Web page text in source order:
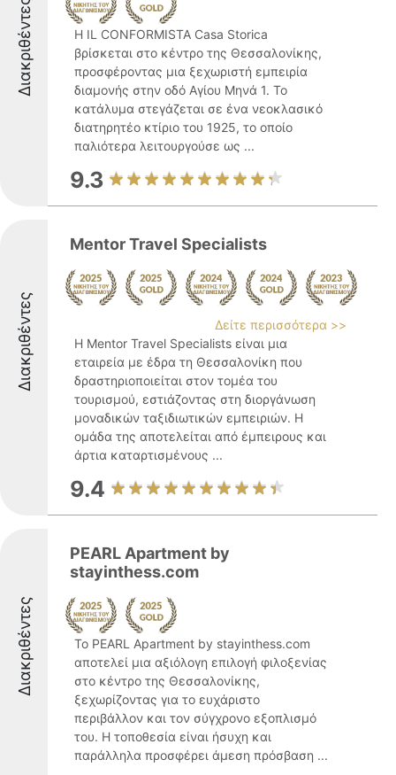
Διακριθέντες
Η IL CONFORMISTA Casa Storica
βρίσκεται στο κέντρο της Θεσσαλονίκης,
προσφέροντας μια ξεχωριστή εμπειρία
διαμονής στην οδό Αγίου Μηνά 1. Το
κατάλυμα στεγάζεται σε ένα νεοκλασικό
διατηρητέο κτίριο του 1925, το οποίο
παλιότερα λειτουργούσε ως ...
9.3
Διακριθέντες
Mentor Travel Specialists
Δείτε περισσότερα >>
Η Mentor Travel Specialists είναι μια
εταιρεία με έδρα τη Θεσσαλονίκη που
δραστηριοποιείται στον τομέα του
τουρισμού, εστιάζοντας στη διοργάνωση
μοναδικών ταξιδιωτικών εμπειριών. Η
ομάδα της αποτελείται από έμπειρους και
άρτια καταρτισμένους ...
9.4
Διακριθέντες
PEARL Apartment by
stayinthess.com
Το PEARL Apartment by stayinthess.com
αποτελεί μια αξιόλογη επιλογή φιλοξενίας
στο κέντρο της Θεσσαλονίκης,
ξεχωρίζοντας για το ευχάριστο
περιβάλλον και τον σύγχρονο εξοπλισμό
του. Η τοποθεσία είναι ήσυχη και
παράλληλα προσφέρει άμεση πρόσβαση ...